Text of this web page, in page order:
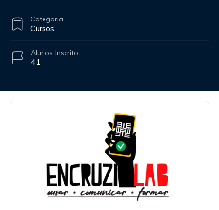
Categoria
Cursos
41
Alunos Inscrito